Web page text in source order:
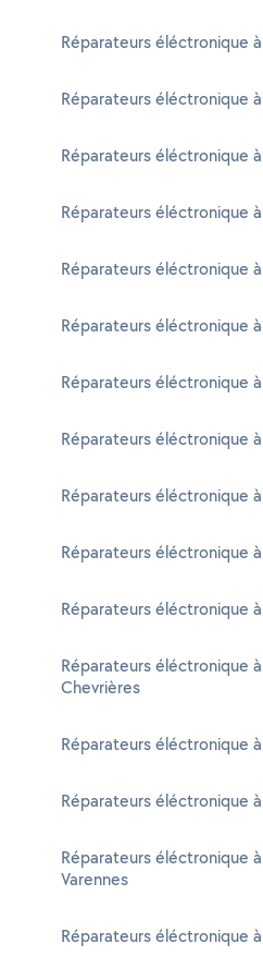
Réparateurs éléctronique
Réparateurs éléctronique
Réparateurs éléctronique
Réparateurs éléctronique
Réparateurs éléctronique
Réparateurs éléctronique à
Réparateurs éléctronique
Réparateurs éléctronique
Réparateurs éléctronique
Réparateurs éléctronique
Réparateurs éléctronique
Réparateurs éléctronique
Chevrières
Réparateurs éléctronique
Réparateurs éléctronique
Réparateurs éléctronique
Varennes
Réparateurs éléctronique